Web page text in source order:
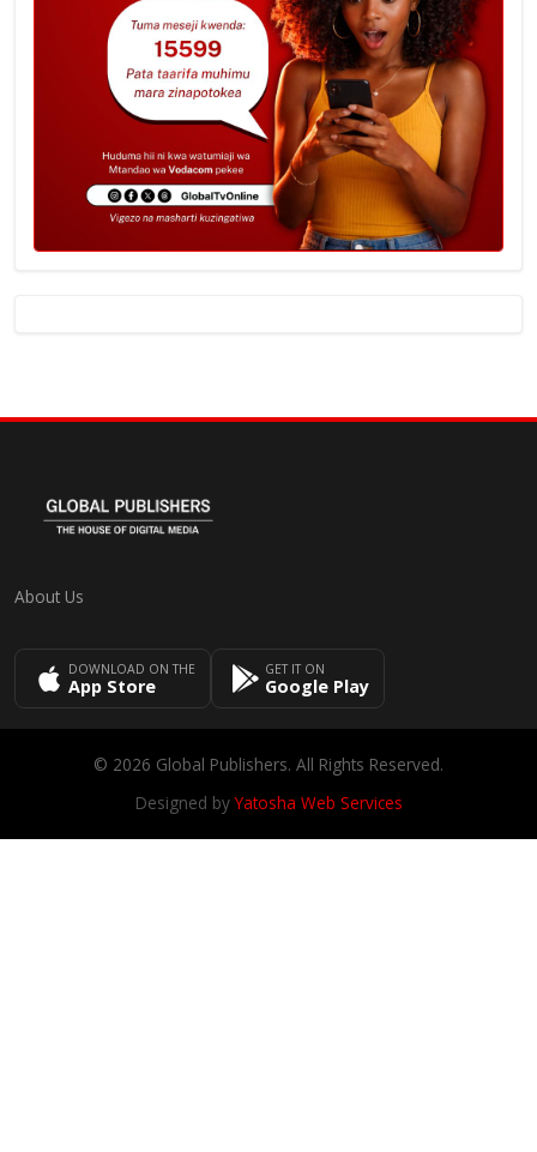
About Us
DOWNLOAD ON THE
App Store
GET IT ON
Google Play
© 2026 Global Publishers. All Rights Reserved.
Designed byYatosha Web Services